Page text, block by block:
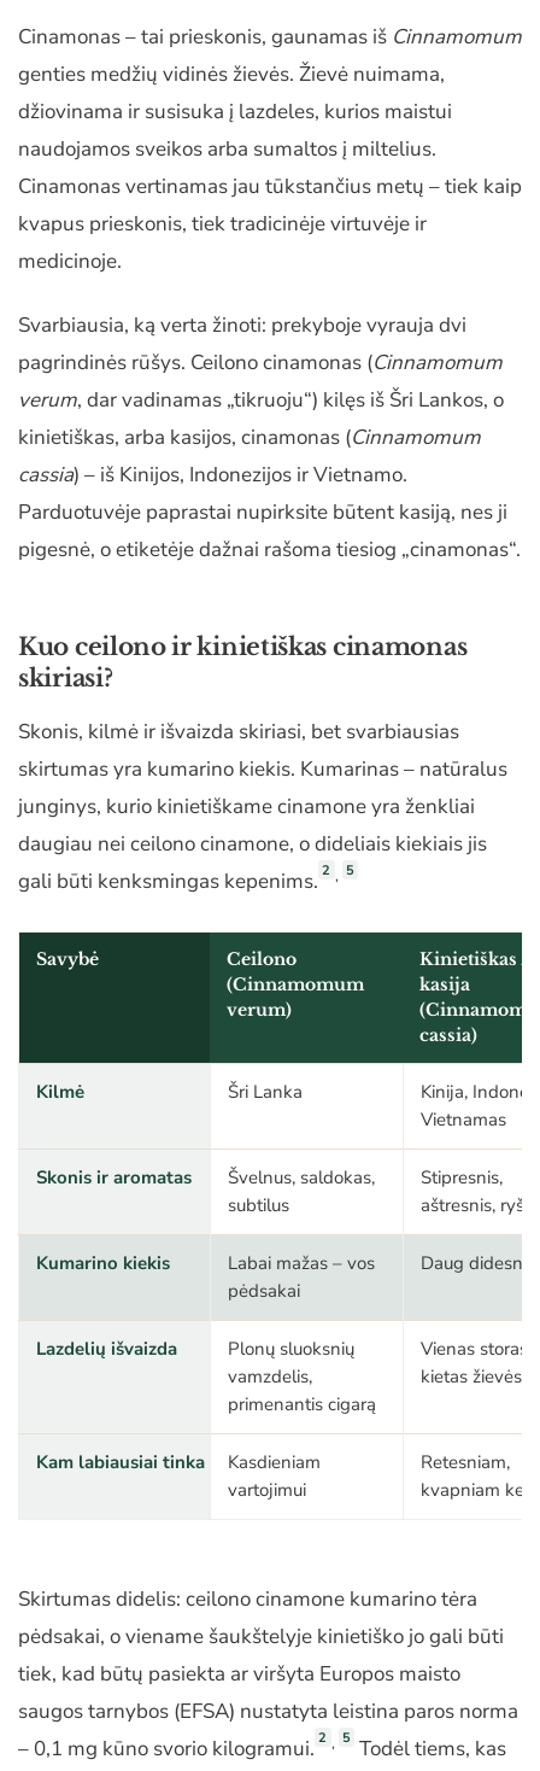
Cinamonas – tai prieskonis, gaunamas iš Cinnamomum
genties medžių vidinės žievės. Žievė nuimama,
džiovinama ir susisuka į lazdeles, kurios maistui
naudojamos sveikos arba sumaltos į miltelius.
Cinamonas vertinamas jau tūkstančius metų – tiek kaip
kvapus prieskonis, tiek tradicinėje virtuvėje ir
medicinoje.
Svarbiausia, ką verta žinoti: prekyboje vyrauja dvi
pagrindinės rūšys. Ceilono cinamonas (Cinnamomum
verum, dar vadinamas „tikruoju“) kilęs iš Šri Lankos, o
kinietiškas, arba kasijos, cinamonas (Cinnamomum
cassia) – iš Kinijos, Indonezijos ir Vietnamo.
Parduotuvėje paprastai nupirksite būtent kasiją, nes ji
pigesnė, o etiketėje dažnai rašoma tiesiog „cinamonas“.
Kuo ceilono ir kinietiškas cinamonas
skiriasi?
Skonis, kilmė ir išvaizda skiriasi, bet svarbiausias
skirtumas yra kumarino kiekis. Kumarinas – natūralus
junginys, kurio kinietiškame cinamone yra ženkliai
daugiau nei ceilono cinamone, o dideliais kiekiais jis
gali būti kenksmingas kepenims. 2 , 5
Savybė
Ceilono
(Cinnamomum
verum)
Kinietiškas /
kasija
cassia)
Kilmė Šri Lanka
Kinija,
Vietnamas
Skonis ir aromatas
Švelnus, saldokas,
subtilus
Stipresnis,
aštresnis,
Kumarino kiekis
Labai mažas – vos
pėdsakai
Daug didesnis
Lazdelių išvaizda
Plonų sluoksnių
vamzdelis,
primenantis cigarą
Vienas storas,
kietas žievės
Kam labiausiai tinka
Kasdieniam
vartojimui
Retesniam,
kvapniam
Skirtumas didelis: ceilono cinamone kumarino tėra
pėdsakai, o viename šaukštelyje kinietiško jo gali būti
tiek, kad būtų pasiekta ar viršyta Europos maisto
saugos tarnybos (EFSA) nustatyta leistina paros norma
– 0,1 mg kūno svorio kilogramui. 2 , 5 Todėl tiems, kas